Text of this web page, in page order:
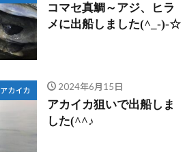
コマセ真鯛～アジ、ヒラ
メに出船しました(^_-)-☆
アカイカ 2024年6月15日
アカイカ狙いで出船しま
した(^^♪